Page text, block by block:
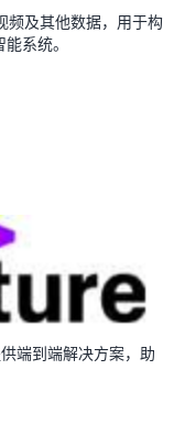
频及其他数据，用于构
系统。
端到端解决方案，助